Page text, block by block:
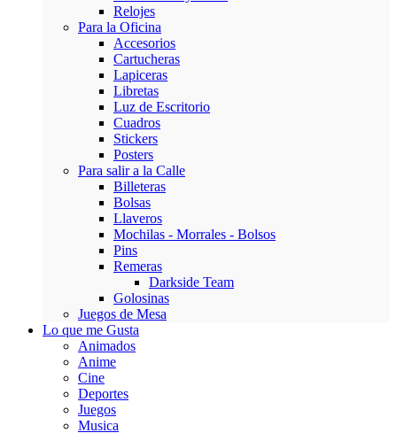
Relojes
Para la Oficina
Accesorios
Cartucheras
Lapiceras
Libretas
Luz de Escritorio
Cuadros
Stickers
Posters
Para salir a la Calle
Billeteras
Bolsas
Llaveros
Mochilas - Morrales - Bolsos
Pins
Remeras
Darkside Team
Golosinas
Juegos de Mesa
Lo que me Gusta
Animados
Anime
Cine
Deportes
Juegos
Musica